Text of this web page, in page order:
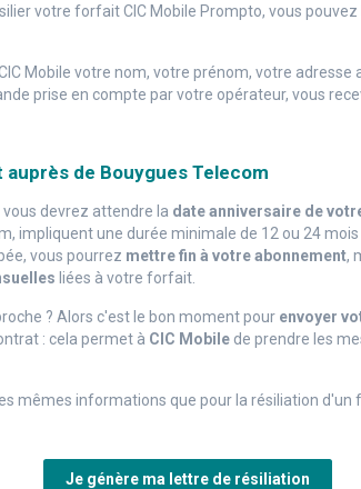
votre forfait CIC Mobile Prompto, vous
Mobile votre nom, votre prénom, votre
prise en compte par votre opérateur, vous
de Bouygues Telecom
vous devrez attendre la date anniversaire de
impliquent une durée minimale de 12 ou 24
vous pourrez mettre fin à votre abonnement,
liées à votre forfait.
? Alors c'est le bon moment pour envoyer
: cela permet à CIC Mobile de prendre les
mêmes informations que pour la résiliation
Je génère ma lettre de résiliation